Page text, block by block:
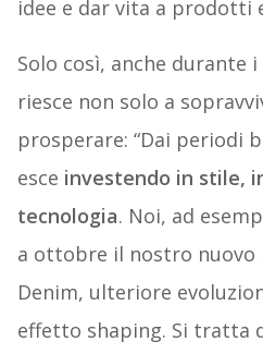
idee e dar vita a prodotti
Solo così, anche durante
riesce non solo a
prosperare: “Dai periodi
esce investendo in stile,
tecnologia. Noi, ad
a ottobre il nostro nuovo
Denim, ulteriore
effetto shaping. Si tratta